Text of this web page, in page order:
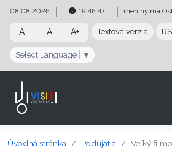
Preskočiť na obsah
Preskočiť na hlavné menu
08.08.2026 19:46:48 meniny má
A- A A+ Textová verzia
Select Language ▼
Úvodná stránka Podujatia Veľký